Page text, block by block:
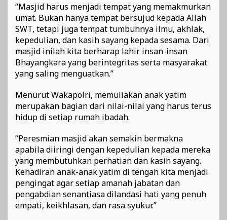
“Masjid harus menjadi tempat yang memakmurkan
umat. Bukan hanya tempat bersujud kepada Allah
SWT, tetapi juga tempat tumbuhnya ilmu, akhlak,
kepedulian, dan kasih sayang kepada sesama. Dari
masjid inilah kita berharap lahir insan-insan
Bhayangkara yang berintegritas serta masyarakat
yang saling menguatkan.”
Menurut Wakapolri, memuliakan anak yatim
merupakan bagian dari nilai-nilai yang harus terus
hidup di setiap rumah ibadah.
“Peresmian masjid akan semakin bermakna
apabila diiringi dengan kepedulian kepada mereka
yang membutuhkan perhatian dan kasih sayang.
Kehadiran anak-anak yatim di tengah kita menjadi
pengingat agar setiap amanah jabatan dan
pengabdian senantiasa dilandasi hati yang penuh
empati, keikhlasan, dan rasa syukur.”